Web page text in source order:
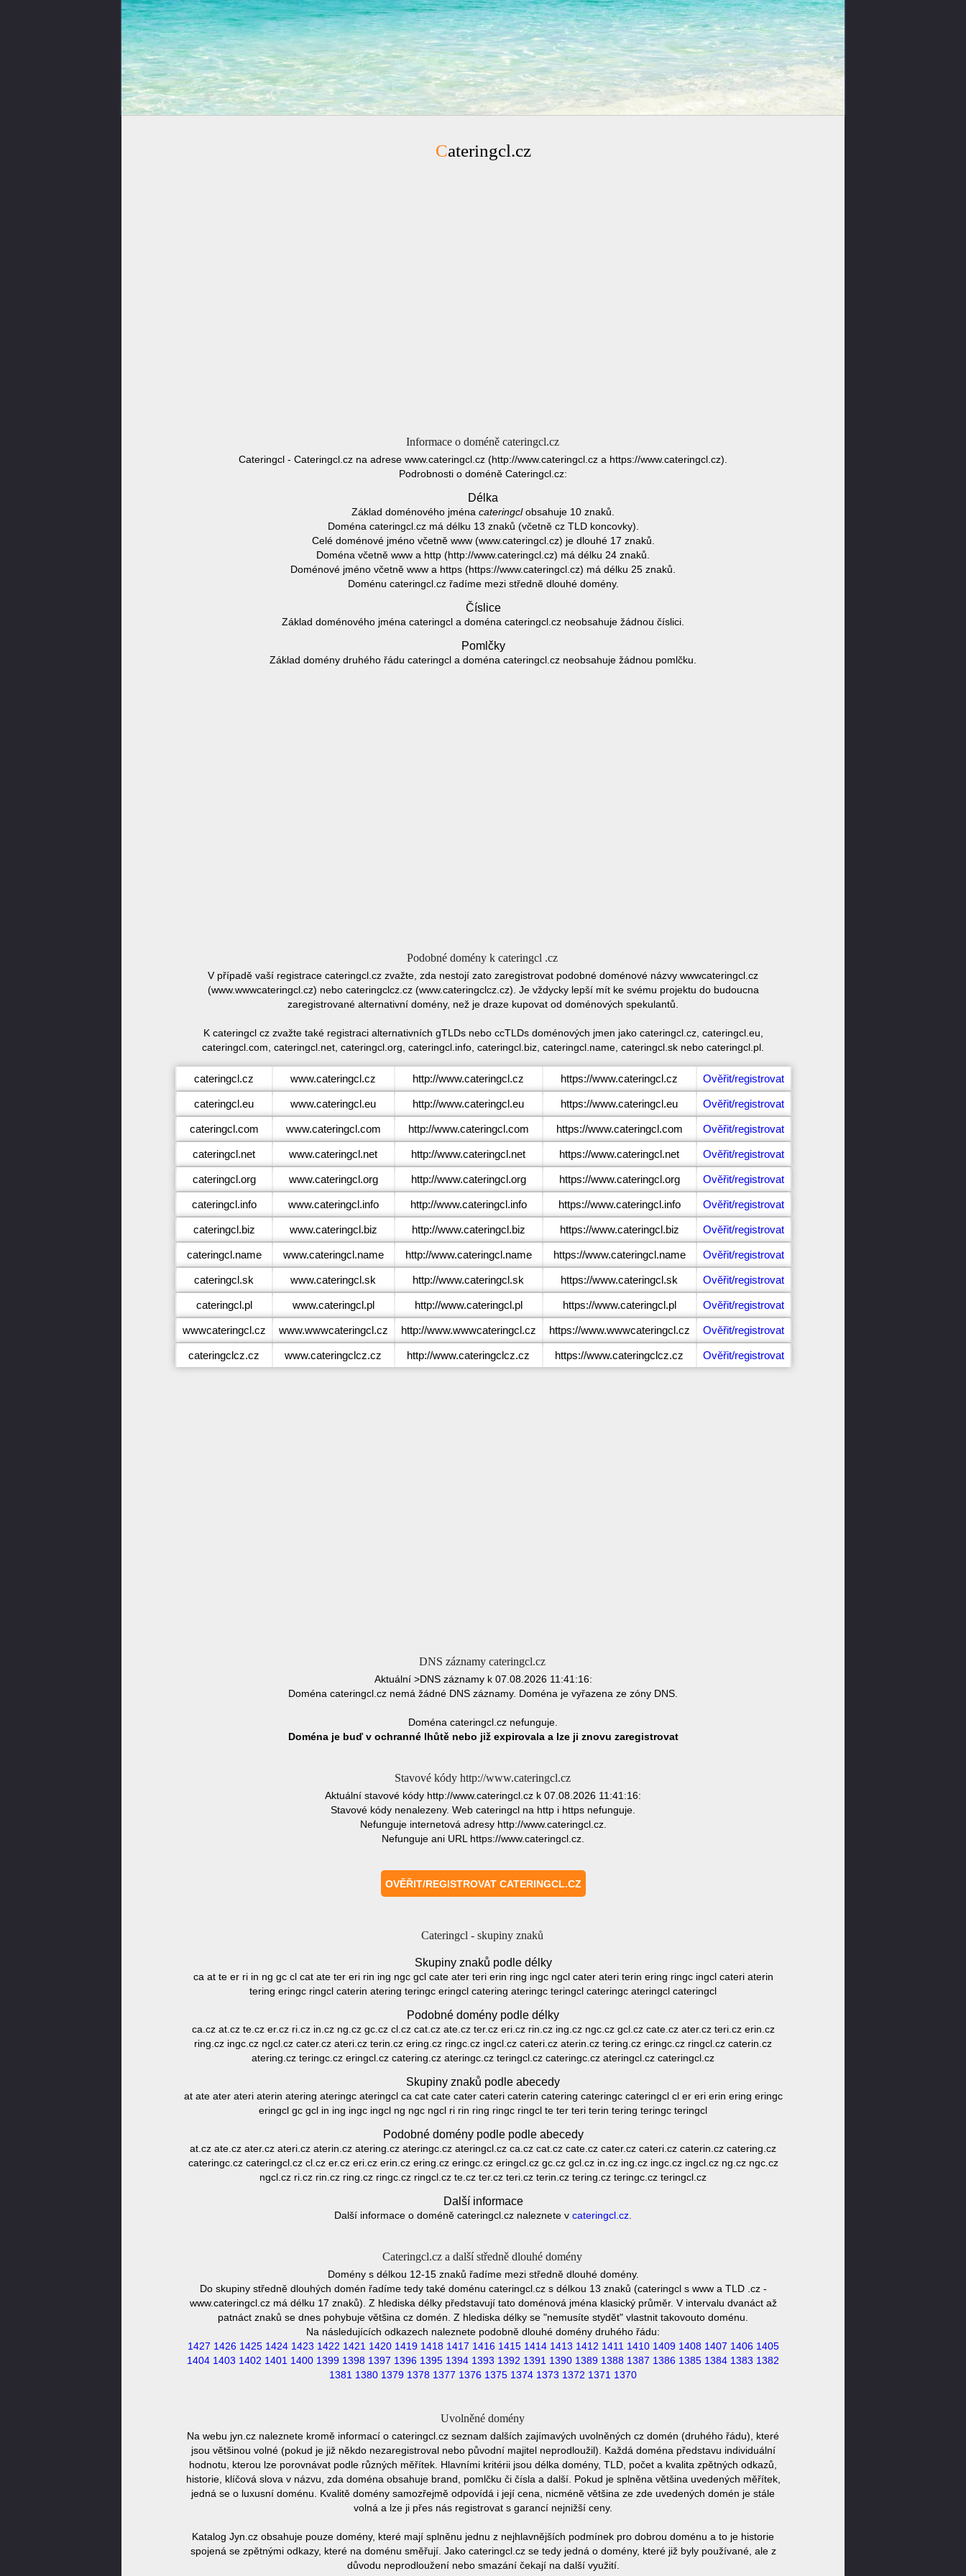
Cateringcl.cz
Informace o doméně cateringcl.cz
Cateringcl - Cateringcl.cz na adrese www.cateringcl.cz (http://www.cateringcl.cz a https://www.cateringcl.cz).
Podrobnosti o doméně Cateringcl.cz:
Délka
Základ doménového jména cateringclobsahuje 10 znaků.
Doména cateringcl.cz má délku 13 znaků (včetně cz TLD koncovky).
Celé doménové jméno včetně www (www.cateringcl.cz) je dlouhé 17 znaků.
Doména včetně www a http (http://www.cateringcl.cz) má délku 24 znaků.
Doménové jméno včetně www a https (https://www.cateringcl.cz) má délku 25 znaků.
Doménu cateringcl.cz řadíme mezi středně dlouhé domény.
Číslice
Základ doménového jména cateringcl a doména cateringcl.cz neobsahuje žádnou číslici.
Pomlčky
Základ domény druhého řádu cateringcl a doména cateringcl.cz neobsahuje žádnou pomlčku.
Podobné domény k cateringcl .cz
V případě vaší registrace cateringcl.cz zvažte, zda nestojí zato zaregistrovat podobné doménové názvy wwwcateringcl.cz
(www.wwwcateringcl.cz) nebo cateringclcz.cz (www.cateringclcz.cz). Je vždycky lepší mít ke svému projektu do budoucna
zaregistrované alternativní domény, než je draze kupovat od doménových spekulantů.
K cateringcl cz zvažte také registraci alternativních gTLDs nebo ccTLDs doménových jmen jako cateringcl.cz, cateringcl.eu,
cateringcl.com, cateringcl.net, cateringcl.org, cateringcl.info, cateringcl.biz, cateringcl.name, cateringcl.sk nebo cateringcl.pl.
cateringcl.cz www.cateringcl.cz http://www.cateringcl.cz https://www.cateringcl.cz Ověřit/registrovat
cateringcl.eu www.cateringcl.eu http://www.cateringcl.eu https://www.cateringcl.eu Ověřit/registrovat
cateringcl.com www.cateringcl.com http://www.cateringcl.com https://www.cateringcl.com Ověřit/registrovat
cateringcl.net www.cateringcl.net http://www.cateringcl.net https://www.cateringcl.net Ověřit/registrovat
cateringcl.org www.cateringcl.org http://www.cateringcl.org https://www.cateringcl.org Ověřit/registrovat
cateringcl.info www.cateringcl.info http://www.cateringcl.info https://www.cateringcl.info Ověřit/registrovat
cateringcl.biz www.cateringcl.biz http://www.cateringcl.biz https://www.cateringcl.biz Ověřit/registrovat
cateringcl.name www.cateringcl.name http://www.cateringcl.name https://www.cateringcl.name Ověřit/registrovat
cateringcl.sk www.cateringcl.sk http://www.cateringcl.sk https://www.cateringcl.sk Ověřit/registrovat
cateringcl.pl www.cateringcl.pl http://www.cateringcl.pl https://www.cateringcl.pl Ověřit/registrovat
wwwcateringcl.cz www.wwwcateringcl.cz http://www.wwwcateringcl.cz https://www.wwwcateringcl.cz Ověřit/registrovat
cateringclcz.cz www.cateringclcz.cz http://www.cateringclcz.cz https://www.cateringclcz.cz Ověřit/registrovat
DNS záznamy cateringcl.cz
Aktuální >DNS záznamy k 07.08.2026 11:41:16:
Doména cateringcl.cz nemá žádné DNS záznamy. Doména je vyřazena ze zóny DNS.
Doména cateringcl.cz nefunguje.
Doména je buď v ochranné lhůtě nebo již expirovala a lze ji znovu zaregistrovat
Stavové kódy http://www.cateringcl.cz
Aktuální stavové kódy http://www.cateringcl.cz k 07.08.2026 11:41:16:
Stavové kódy nenalezeny. Web cateringcl na http i https nefunguje.
Nefunguje internetová adresy http://www.cateringcl.cz.
Nefunguje ani URL https://www.cateringcl.cz.
Cateringcl - skupiny znaků
Skupiny znaků podle délky
ca at te er ri in ng gc cl cat ate ter eri rin ing ngc gcl cate ater teri erin ring ingc ngcl cater ateri terin ering ringc ingcl cateri aterin
tering eringc ringcl caterin atering teringc eringcl catering ateringc teringcl cateringc ateringcl cateringcl
Podobné domény podle délky
ca.cz at.cz te.cz er.cz ri.cz in.cz ng.cz gc.cz cl.cz cat.cz ate.cz ter.cz eri.cz rin.cz ing.cz ngc.cz gcl.cz cate.cz ater.cz teri.cz erin.cz
ring.cz ingc.cz ngcl.cz cater.cz ateri.cz terin.cz ering.cz ringc.cz ingcl.cz cateri.cz aterin.cz tering.cz eringc.cz ringcl.cz caterin.cz
atering.cz teringc.cz eringcl.cz catering.cz ateringc.cz teringcl.cz cateringc.cz ateringcl.cz cateringcl.cz
Skupiny znaků podle abecedy
at ate ater ateri aterin atering ateringc ateringcl ca cat cate cater cateri caterin catering cateringc cateringcl cl er eri erin ering eringc
eringcl gc gcl in ing ingc ingcl ng ngc ngcl ri rin ring ringc ringcl te ter teri terin tering teringc teringcl
Podobné domény podle podle abecedy
at.cz ate.cz ater.cz ateri.cz aterin.cz atering.cz ateringc.cz ateringcl.cz ca.cz cat.cz cate.cz cater.cz cateri.cz caterin.cz catering.cz
cateringc.cz cateringcl.cz cl.cz er.cz eri.cz erin.cz ering.cz eringc.cz eringcl.cz gc.cz gcl.cz in.cz ing.cz ingc.cz ingcl.cz ng.cz ngc.cz
ngcl.cz ri.cz rin.cz ring.cz ringc.cz ringcl.cz te.cz ter.cz teri.cz terin.cz tering.cz teringc.cz teringcl.cz
Další informace
Další informace o doméně cateringcl.cz naleznete v cateringcl.cz
Cateringcl.cz a další středně dlouhé domény
Domény s délkou 12-15 znaků řadíme mezi středně dlouhé domény.
Do skupiny středně dlouhých domén řadíme tedy také doménu cateringcl.cz s délkou 13 znaků (cateringcl s www a TLD .cz -
www.cateringcl.cz má délku 17 znaků). Z hlediska délky představují tato doménová jména klasický průměr. V intervalu dvanáct až
patnáct znaků se dnes pohybuje většina cz domén. Z hlediska délky se "nemusíte stydět" vlastnit takovouto doménu.
Na následujících odkazech naleznete podobně dlouhé domény druhého řádu:
1427 1426 1425 1424 1423 1422 1421 1420 1419 1418 1417 1416 1415 1414 1413 1412 1411 1410 1409 1408 1407 1406 1405
1404 1403 1402 1401 1400 1399 1398 1397 1396 1395 1394 1393 1392 1391 1390 1389 1388 1387 1386 1385 1384 1383 1382
1381 1380 1379 1378 1377 1376 1375 1374 1373 1372 1371 1370
Uvolněné domény
Na webu jyn.cz naleznete kromě informací o cateringcl.cz seznam dalších zajímavých uvolněných cz domén (druhého řádu), které
jsou většinou volné (pokud je již někdo nezaregistroval nebo původní majitel neprodloužil). Každá doména představu individuální
hodnotu, kterou lze porovnávat podle různých měřítek. Hlavními kritérii jsou délka domény, TLD, počet a kvalita zpětných odkazů,
historie, klíčová slova v názvu, zda doména obsahuje brand, pomlčku či čísla a další. Pokud je splněna většina uvedených měřítek,
jedná se o luxusní doménu. Kvalitě domény samozřejmě odpovídá i její cena, nicméně většina ze zde uvedených domén je stále
volná a lze ji přes nás registrovat s garancí nejnižší ceny.
Katalog Jyn.cz obsahuje pouze domény, které mají splněnu jednu z nejhlavnějších podmínek pro dobrou doménu a to je historie
spojená se zpětnými odkazy, které na doménu směřují. Jako cateringcl.cz se tedy jedná o domény, které již byly používané, ale z
důvodu neprodloužení nebo smazání čekají na další využití.